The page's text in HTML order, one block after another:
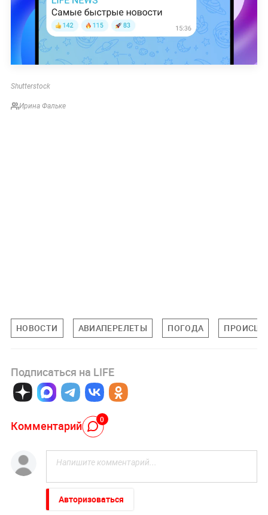
Shutterstock
Ирина Фальке
НОВОСТИ АВИАПЕРЕЛЕТЫ ПОГОДА
Подписаться на LIFE
Комментарий 0
Авторизоваться